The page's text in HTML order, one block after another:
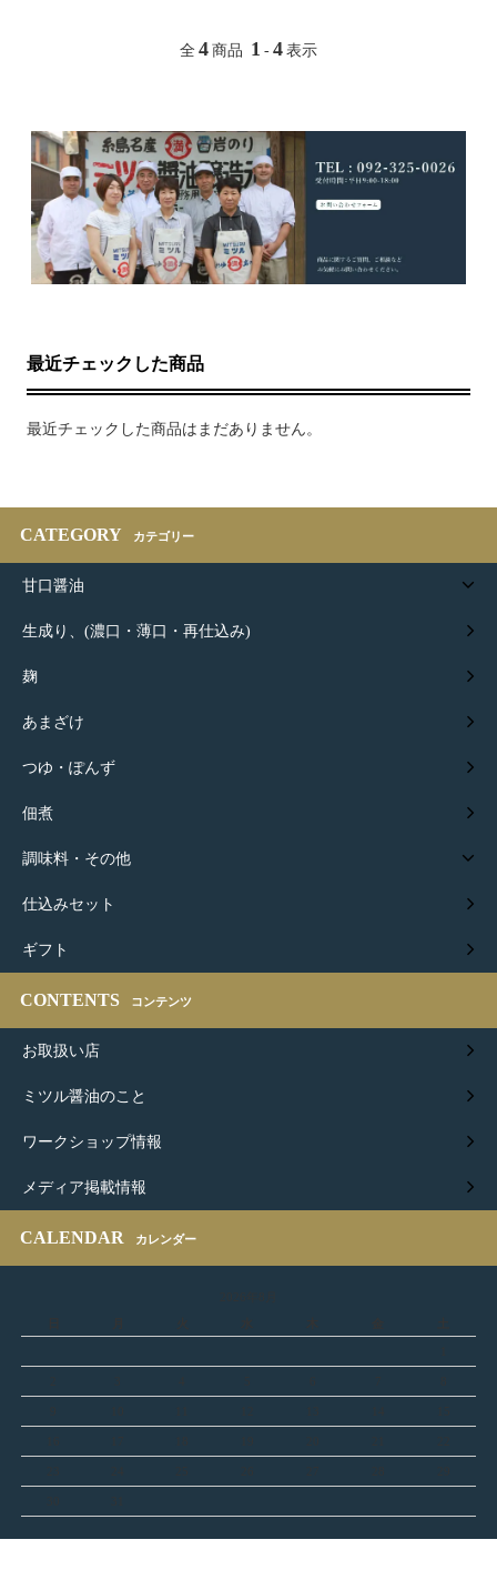
全 4 商品 1 - 4 表示
最近チェックした商品
最近チェックした商品はまだありません。
CATEGORY カテゴリー
甘口醤油
生成り、(濃口・薄口・再仕込み)
麹
あまざけ
つゆ・ぽんず
佃煮
調味料・その他
仕込みセット
ギフト
CONTENTS コンテンツ
お取扱い店
ミツル醤油のこと
ワークショップ情報
メディア掲載情報
CALENDAR カレンダー